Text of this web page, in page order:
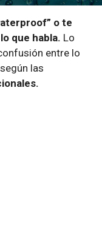
o te
que habla. Lo
entre lo
las